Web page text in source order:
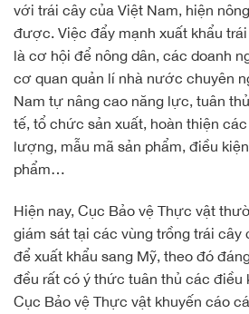
với trái cây của Việt Nam, hiện
được. Việc đẩy mạnh xuất khẩu
là cơ hội để nông dân, các doanh
cơ quan quản lí nhà nước chuyên
Nam tự nâng cao năng lực, tuân
tế, tổ chức sản xuất, hoàn thiện
lượng, mẫu mã sản phẩm, điều
phẩm…
Hiện nay, Cục Bảo vệ Thực vật
giám sát tại các vùng trồng trái
để xuất khẩu sang Mỹ, theo đó
đều rất có ý thức tuân thủ các điều
Cục Bảo vệ Thực vật khuyến cáo